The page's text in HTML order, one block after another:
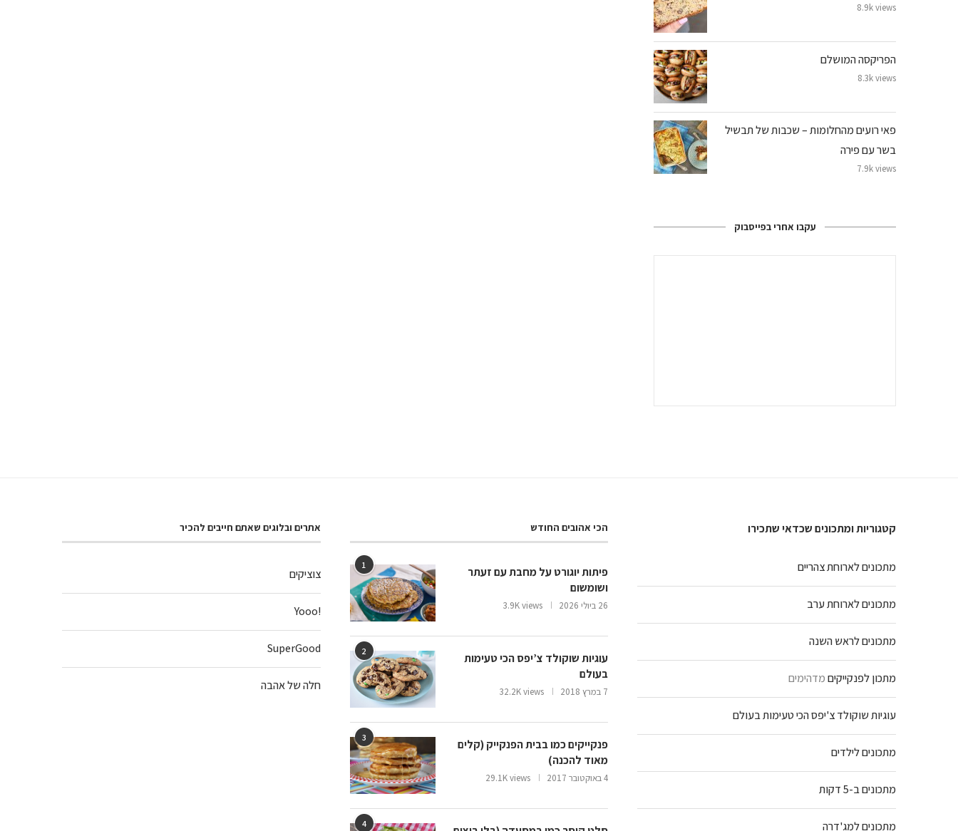
8.9k views
הפריקסה המושלם
8.3k views
פאי רועים מהחלומות – שכבות של תבשיל
בשר עם פירה
7.9k views
עקבו אחרי בפייסבוק
קטגוריות ומתכונים שכדאי שתכירו
מתכונים לארוחת צהריים
מתכונים לארוחת ערב
מתכונים לראש השנה
מתכון לפנקייקיםמדהימים
עוגיות שוקולד צ'יפס הכי טעימות בעולם
מתכונים לילדים
מתכונים ב-5 דקות
מתכונים למג'דרה
הכי אהובים החודש
1
פיתות יוגורט על מחבת עם זעתר
ושומשום
26 ביולי 2026 3.9K views
2
עוגיות שוקולד צ’יפס הכי טעימות
בעולם
7 במרץ 2018 32.2K views
3
פנקייקים כמו בבית הפנקייק (קלים
מאוד להכנה)
4 באוקטובר 2017 29.1K views
4
אתרים ובלוגים שאתם חייבים להכיר
צוציקים
!Yooo
SuperGood
חלה של אהבה